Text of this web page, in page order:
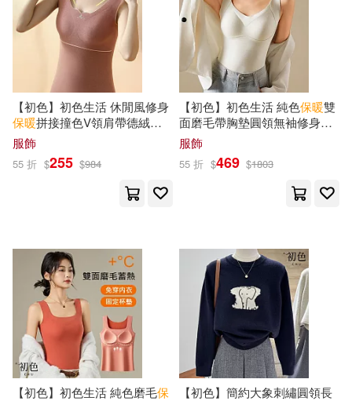
【初色】初色生活 休閒風修身
保暖拼接撞色V領肩帶德絨內
搭打底背心女背心-共7
色-80930(L-4XL可選) L 豆沙色
服飾
55 折 $255 $984
【初色】初色生活 純色保暖雙
面磨毛帶胸墊圓領無袖修身背
心女背心-共3色-82867(M-2XL
可選) M 奶白色
服飾
55 折 $469 $1803
【初色】初色生活 純色磨毛保
【初色】簡約大象刺繡圓領長